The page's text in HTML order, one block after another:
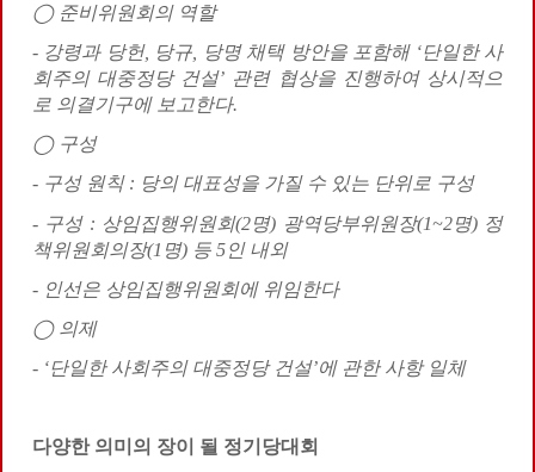
◯ 준비위원회의 역할
- 강령과 당헌, 당규 당명 채택 방안을 포함해 ‘단일한 사
회주의 대중정당 건설’ 관련 협상을 진행하여 상시적으
로 의결기구에 보고한다.
◯ 구성
- 구성 원칙 : 당의 대표성을 가질 수 있는 단위로 구성
- 구성 : 상임집행위원회(2명) 광역당부위원장(1~2명) 정
책위원회의장(1 명) 등 5인 내외
- 인선은 상임집행위원회에 위임한다
◯ 의제
- ‘단일한 사회주의 대중정당 건설’에 관한 사항 일체
다양한 의미의 장이 될 정기당대회